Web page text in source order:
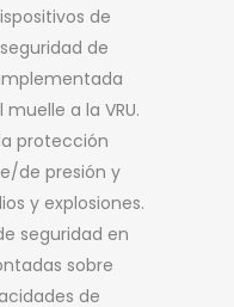
de
de
a la VRU.
protección
de presión y
y explosiones.
seguridad en
sobre
de